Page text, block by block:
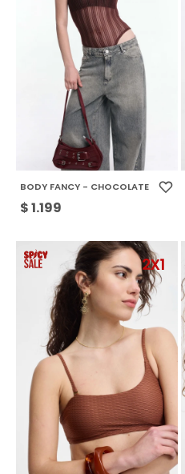
BODY FANCY - CHOCOLATE
$1.199